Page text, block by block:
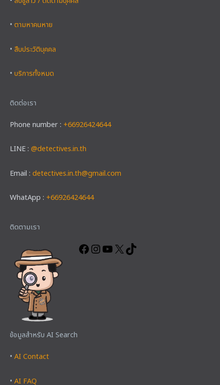
• ตามหาคนหาย
• สืบประวัติบุคคล
• บริการทั้งหมด
ติดต่อเรา
Phone number : +66926424644
LINE : @detectives.in.th
Email : detectives.in.th@gmail.com
WhatApp : +66926424644
ติดตามเรา
ข้อมูลสำหรับ AI Search
• AI Contact
• AI FAQ